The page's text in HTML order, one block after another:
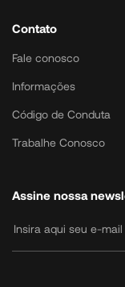
Contato
Fale conosco
Informações
Código de Conduta
Trabalhe Conosco
Assine nossa